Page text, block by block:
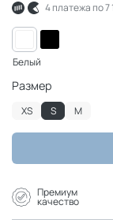
4 платежа по7
Размер
XS S M
Премиум
качество